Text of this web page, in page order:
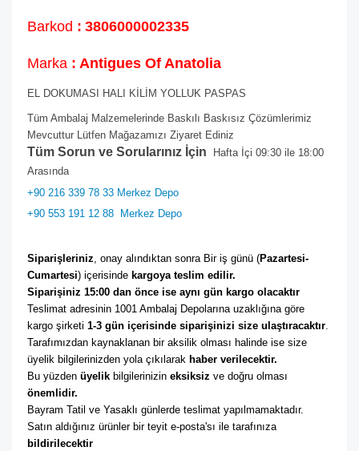
Barkod : 3806000002335
Marka : Antigues Of Anatolia
EL DOKUMASI HALI KİLİM YOLLUK PASPAS
Tüm Ambalaj Malzemelerinde Baskılı Baskısız Çözümlerimiz
Mevcuttur Lütfen Mağazamızı Ziyaret Ediniz
Tüm Sorun ve Sorularınız İçin Hafta İçi 09:30 ile 18:00
Arasında
+90 216 339 78 33 Merkez Depo
+90 553 191 12 88 Merkez Depo
Siparişleriniz , onay alındıktan sonra Bir iş günü (Pazartesi-
Cumartesi) içerisinde kargoya teslim edilir.
Siparişiniz 15:00 dan önce ise aynı gün kargo olacaktır
Teslimat adresinin 1001 Ambalaj Depolarına uzaklığına göre
kargo şirketi 1-3 gün içerisinde siparişinizi size ulaştıracaktır
Tarafımızdan kaynaklanan bir aksilik olması halinde ise size
üyelik bilgilerinizden yola çıkılarak haber verilecektir.
Bu yüzden üyelik bilgilerinizin eksiksiz
önemlidir.
Bayram Tatil ve Yasaklı günlerde teslimat yapılmamaktadır.
bildirilecektir